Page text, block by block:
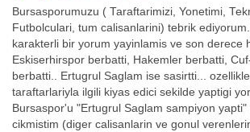
Bursasporumuzu ( Taraftarimizi, Yonetimi,
Futbolculari, tum calisanlarini) tebrik
karakterli bir yorum yayinlamis ve son derece
Eskiserhirspor berbatti, Hakemler berbatti,
berbatti.. Ertugrul Saglam ise sasirtti...
taraftarlariyla ilgili kiyas edici sekilde yaptigi
Bursaspor'u "Ertugrul Saglam sampiyon
cikmistim (diger calisanlarin ve gonul